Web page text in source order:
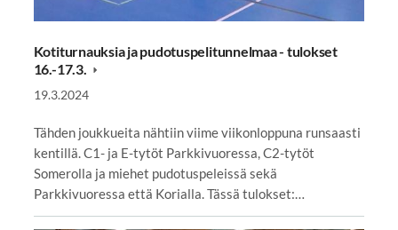
Kotiturnauksia ja pudotuspelitunnelmaa - tulokset
16.-17.3.
19.3.2024
Tähden joukkueita nähtiin viime viikonloppuna runsaasti
kentillä. C1- ja E-tytöt Parkkivuoressa, C2-tytöt
Somerolla ja miehet pudotuspeleissä sekä
Parkkivuoressa että Korialla. Tässä tulokset:…